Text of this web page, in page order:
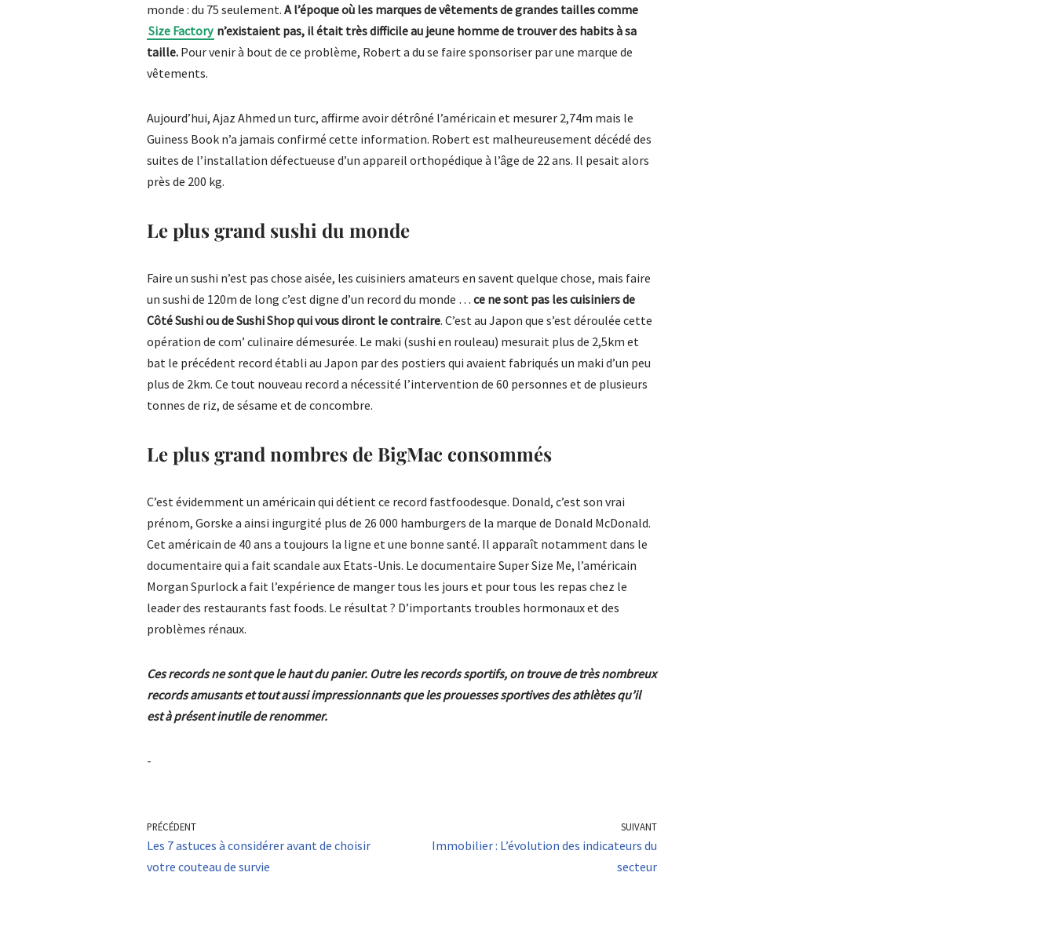
monde : du 75 seulement. A l’époque où les marques de vêtements de grandes tailles comme
Size Factory n’existaient pas, il était très difficile au jeune homme de trouver des habits à sa
taille. Pour venir à bout de ce problème, Robert a du se faire sponsoriser par une marque de
vêtements.
Aujourd’hui, Ajaz Ahmed un turc, affirme avoir détrôné l’américain et mesurer 2,74m mais le
Guiness Book n’a jamais confirmé cette information. Robert est malheureusement décédé des
suites de l’installation défectueuse d’un appareil orthopédique à l’âge de 22 ans. Il pesait alors
près de 200 kg.
Le plus grand sushi du monde
Faire un sushi n’est pas chose aisée, les cuisiniers amateurs en savent quelque chose, mais faire
un sushi de 120m de long c’est digne d’un record du monde … ce ne sont pas les cuisiniers de
Côté Sushiou de Sushi Shop qui vous diront le contraire. C’est au Japon que s’est déroulée cette
opération de com’ culinaire démesurée. Le maki (sushi en rouleau) mesurait plus de 2,5km et
bat le précédent record établi au Japon par des postiers qui avaient fabriqués un maki d’un peu
plus de 2km. Ce tout nouveau record a nécessité l’intervention de 60 personnes et de plusieurs
tonnes de riz, de sésame et de concombre.
Le plus grand nombres de BigMac consommés
C’est évidemment un américain qui détient ce record fastfoodesque. Donald, c’est son vrai
prénom, Gorske a ainsi ingurgité plus de 26 000 hamburgers de la marque de Donald McDonald.
Cet américain de 40 ans a toujours la ligne et une bonne santé. Il apparaît notamment dans le
documentaire qui a fait scandale aux Etats-Unis. Le documentaire Super Size Me, l’américain
Morgan Spurlock a fait l’expérience de manger tous les jours et pour tous les repas chez le
leader des restaurants fast foods. Le résultat ? D’importants troubles hormonaux et des
problèmes rénaux.
Ces records ne sont que le haut du panier. Outre les records sportifs, on trouve de très nombreux
records amusants et tout aussi impressionnants que les prouesses sportives des athlètes qu’il
est à présent inutile de renommer.
-
PRÉCÉDENT
Les 7 astuces à considérer avant de choisir
votre couteau de survie
SUIVANT
Immobilier : L’évolution des indicateurs du
secteur